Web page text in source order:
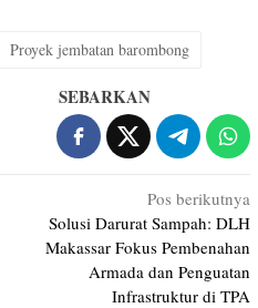
Proyek jembatan barombong
SEBARKAN
Pos berikutnya
Solusi Darurat Sampah: DLH
Makassar Fokus Pembenahan
Armada dan Penguatan
Infrastruktur di TPA